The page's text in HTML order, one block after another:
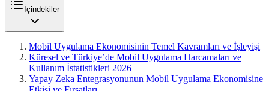
İçindekiler
Mobil Uygulama Ekonomisinin Temel Kavramları ve İşleyişi
Küresel ve Türkiye’de Mobil Uygulama Harcamaları ve
Kullanım İstatistikleri 2026
Yapay Zeka Entegrasyonunun Mobil Uygulama Ekonomisine